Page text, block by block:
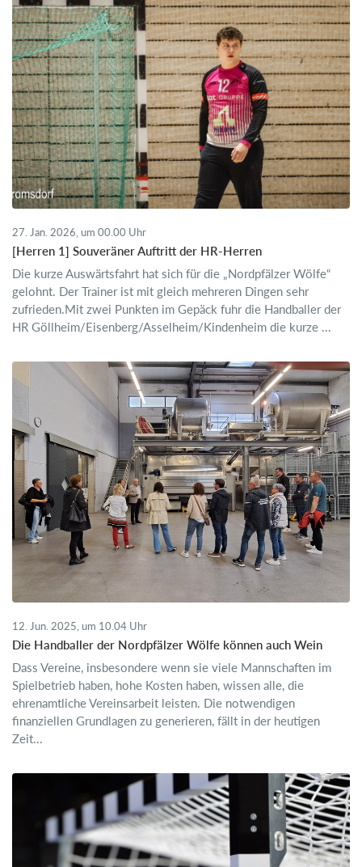
27. Jan. 2026, um 00.00 Uhr
[Herren 1] Souveräner Auftritt der HR-Herren
Die kurze Auswärtsfahrt hat sich für die „Nordpfälzer Wölfe“
gelohnt. Der Trainer ist mit gleich mehreren Dingen sehr
zufrieden.Mit zwei Punkten im Gepäck fuhr die Handballer der
HR Göllheim/Eisenberg/Asselheim/Kindenheim die kurze ...
12. Jun. 2025, um 10.04 Uhr
Die Handballer der Nordpfälzer Wölfe können auch Wein
Dass Vereine, insbesondere wenn sie viele Mannschaften im
Spielbetrieb haben, hohe Kosten haben, wissen alle, die
ehrenamtliche Vereinsarbeit leisten. Die notwendigen
finanziellen Grundlagen zu generieren, fällt in der heutigen
Zeit...